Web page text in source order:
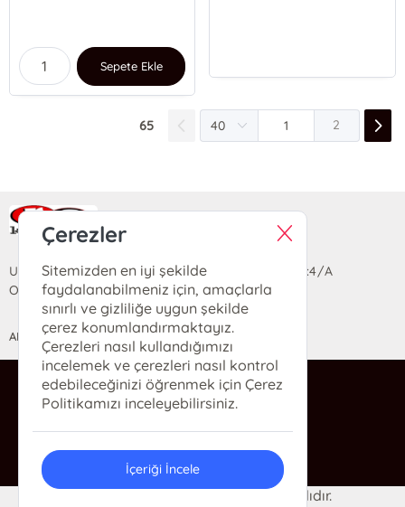
Sepete Ekle
65 2
Ra Yayın Kitabevi
Uzun Sokak Saray Çarşısı Lara Sineması Girişi No:4/A
Ortahisar/TRABZON
ANASAYFA YARDIM İLETİŞİM
ra@rakitap.com
0(462) 326 49 71
© 2024 Ra Kitabevi. Her hakkı saklıdır.
Çerezler
Sitemizden en iyi şekilde
faydalanabilmeniz için, amaçlarla
sınırlı ve gizliliğe uygun şekilde
çerez konumlandırmaktayız.
Çerezleri nasıl kullandığımızı
incelemek ve çerezleri nasıl kontrol
edebileceğinizi öğrenmek için Çerez
Politikamızı inceleyebilirsiniz.
İçeriği İncele